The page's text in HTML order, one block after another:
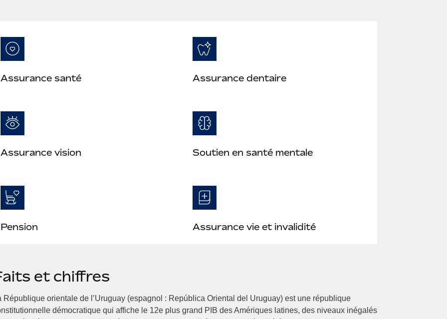
Assurance santé Assurance dentaire
Assurance vision Soutien en santé mentale
Pension Assurance vie et invalidité
et chiffres
République orientale de l’Uruguay (espagnol : República Oriental del Uruguay) est une république
démocratique qui affiche le 12e plus grand PIB des Amériques latines, des niveaux inégalés